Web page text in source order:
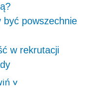
być powszechnie
w rekrutacji
>